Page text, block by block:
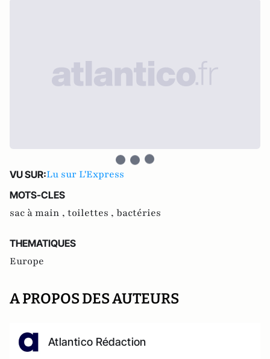
VU SUR:Lu sur L'Express
MOTS-CLES
sac à main , toilettes , bactéries
THEMATIQUES
Europe
A PROPOS DES AUTEURS
Atlantico Rédaction